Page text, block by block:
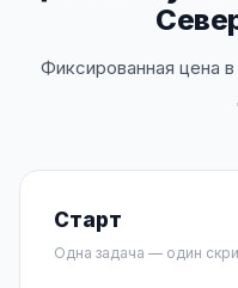
Фиксированная цена
Старт
Одна задача — один